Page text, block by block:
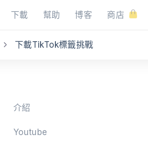
下載 幫助 博客 商店
下載TikTok標籤挑戰
介紹
Youtube